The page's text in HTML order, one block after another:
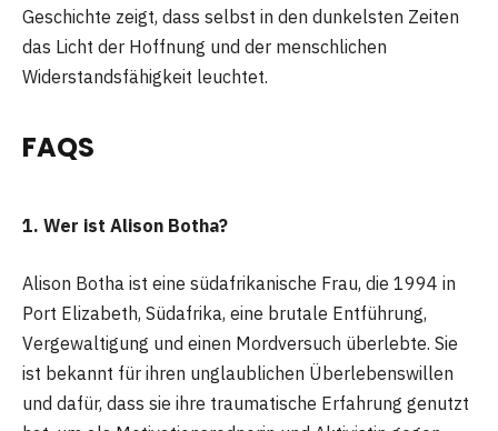
Geschichte zeigt, dass selbst in den dunkelsten Zeiten
das Licht der Hoffnung und der menschlichen
Widerstandsfähigkeit leuchtet.
FAQS
1. Wer ist Alison Botha?
Alison Botha ist eine südafrikanische Frau, die 1994 in
Port Elizabeth, Südafrika, eine brutale Entführung,
Vergewaltigung und einen Mordversuch überlebte. Sie
ist bekannt für ihren unglaublichen Überlebenswillen
und dafür, dass sie ihre traumatische Erfahrung genutzt